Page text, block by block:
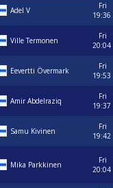
Adel V
Fri
19:36
Ville Termonen
Fri
20:04
Eevertti Övermark
Fri
19:53
Amir Abdelraziq
Fri
19:37
Samu Kivinen
Fri
19:42
Mika Parkkinen
Fri
20:04